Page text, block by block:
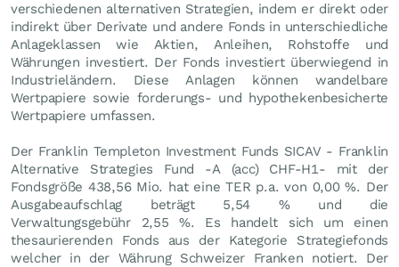
verschiedenen alternativen Strategien, indem er direkt oder
indirekt über Derivate und andere Fonds in unterschiedliche
Anlageklassen wie Aktien, Anleihen, Rohstoffe und
Währungen investiert. Der Fonds investiert überwiegend in
Industrieländern. Diese Anlagen können wandelbare
Wertpapiere sowie forderungs- und hypothekenbesicherte
Wertpapiere umfassen.
Der Franklin Templeton Investment Funds SICAV - Franklin
Alternative Strategies Fund -A (acc) CHF-H1- mit der
Fondsgröße 438,56 Mio. hat eine TER p.a. von 0,00 %. Der
Ausgabeaufschlag beträgt 5,54 % und die
Verwaltungsgebühr 2,55 %. Es handelt sich um einen
thesaurierenden Fonds aus der Kategorie Strategiefonds
welcher in der Währung Schweizer Franken notiert. Der